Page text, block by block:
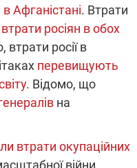
Афганістані. Втрати
втрати росіян в обох
втрати росії в
перевищують
. Відомо, що
на
втрати окупаційних
війни.